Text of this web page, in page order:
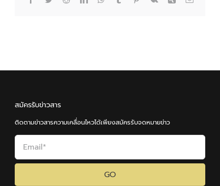
สมัครรับข่าวสาร
ติดตามข่าวสารความเคลื่อนไหวได้เพียงสมัครรับจดหมายข่าว
GO